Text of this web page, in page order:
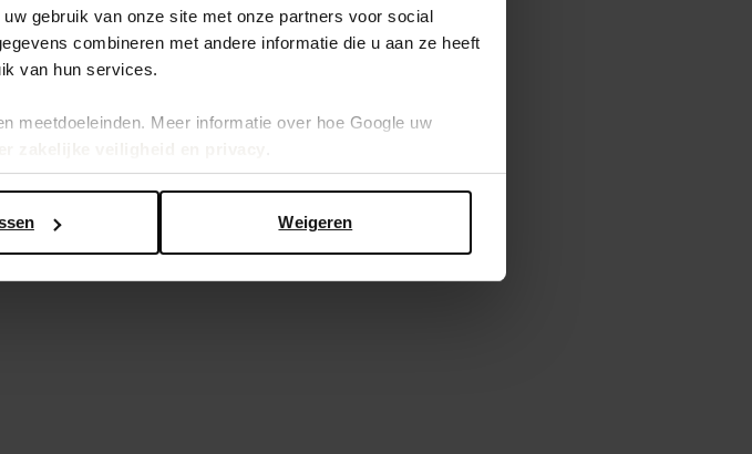
gebruik van onze site met onze partners voor social
combineren met andere informatie die u aan ze heeft
van hun services.
meetdoeleinden. Meer informatie over hoe Google uw
Weigeren